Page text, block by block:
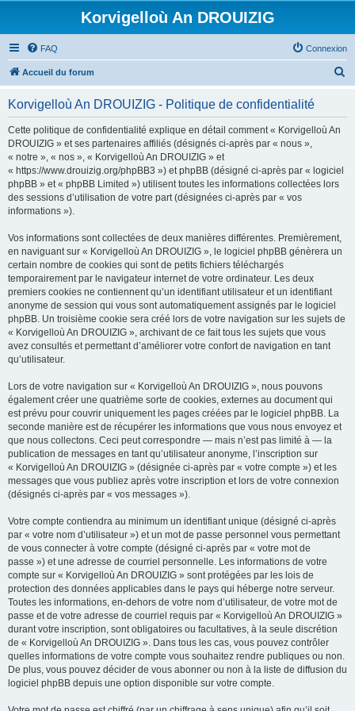
Korvigelloù An DROUIZIG
FAQ Connexion
Accueil du forum
Korvigelloù An DROUIZIG - Politique de confidentialité
Cette politique de confidentialité explique en détail comment « Korvigelloù An
DROUIZIG » et ses partenaires affiliés (désignés ci-après par « nous »,
« notre », « nos », « Korvigelloù An DROUIZIG » et
« https://www.drouizig.org/phpBB3 ») et phpBB (désigné ci-après par « logiciel
phpBB » et « phpBB Limited ») utilisent toutes les informations collectées lors
des sessions d’utilisation de votre part (désignées ci-après par « vos
informations »).
Vos informations sont collectées de deux manières différentes. Premièrement,
en naviguant sur « Korvigelloù An DROUIZIG », le logiciel phpBB génèrera un
certain nombre de cookies qui sont de petits fichiers téléchargés
temporairement par le navigateur internet de votre ordinateur. Les deux
premiers cookies ne contiennent qu’un identifiant utilisateur et un identifiant
anonyme de session qui vous sont automatiquement assignés par le logiciel
phpBB. Un troisième cookie sera créé lors de votre navigation sur les sujets de
« Korvigelloù An DROUIZIG », archivant de ce fait tous les sujets que vous
avez consultés et permettant d’améliorer votre confort de navigation en tant
qu’utilisateur.
Lors de votre navigation sur « Korvigelloù An DROUIZIG », nous pouvons
également créer une quatrième sorte de cookies, externes au document qui
est prévu pour couvrir uniquement les pages créées par le logiciel phpBB. La
seconde manière est de récupérer les informations que vous nous envoyez et
que nous collectons. Ceci peut correspondre — mais n’est pas limité à — la
publication de messages en tant qu’utilisateur anonyme, l’inscription sur
« Korvigelloù An DROUIZIG » (désignée ci-après par « votre compte ») et les
messages que vous publiez après votre inscription et lors de votre connexion
(désignés ci-après par « vos messages »).
Votre compte contiendra au minimum un identifiant unique (désigné ci-après
par « votre nom d’utilisateur ») et un mot de passe personnel vous permettant
de vous connecter à votre compte (désigné ci-après par « votre mot de
passe ») et une adresse de courriel personnelle. Les informations de votre
compte sur « Korvigelloù An DROUIZIG » sont protégées par les lois de
protection des données applicables dans le pays qui héberge notre serveur.
Toutes les informations, en-dehors de votre nom d’utilisateur, de votre mot de
passe et de votre adresse de courriel requis par « Korvigelloù An DROUIZIG »
durant votre inscription, sont obligatoires ou facultatives, à la seule discrétion
de « Korvigelloù An DROUIZIG ». Dans tous les cas, vous pouvez contrôler
quelles informations de votre compte vous souhaitez rendre publiques ou non.
De plus, vous pouvez décider de vous abonner ou non à la liste de diffusion du
logiciel phpBB depuis une option disponible sur votre compte.